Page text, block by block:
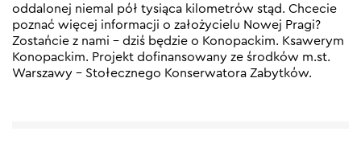
oddalonej niemal pół tysiąca kilometrów stąd. Chcecie
poznać więcej informacji o założycielu Nowej Pragi?
Zostańcie z nami – dziś będzie o Konopackim. Ksawerym
Konopackim. Projekt dofinansowany ze środków m.st.
Warszawy – Stołecznego Konserwatora Zabytków.